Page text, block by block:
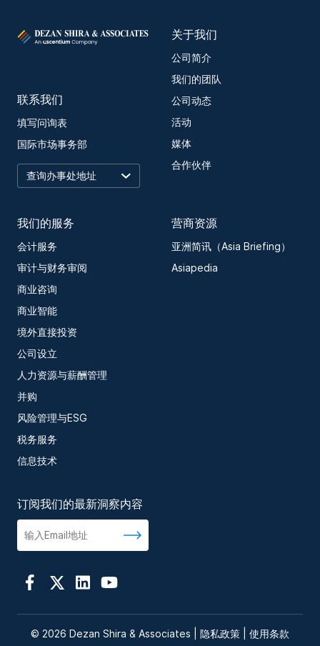
联系我们
填写问询表
国际市场事务部
关于我们
公司简介
我们的团队
公司动态
活动
媒体
合作伙伴
我们的服务
会计服务
审计与财务审阅
商业咨询
商业智能
境外直接投资
公司设立
人力资源与薪酬管理
并购
风险管理与ESG
税务服务
信息技术
营商资源
亚洲简讯（Asia Briefing）
Asiapedia
订阅我们的最新洞察内容
© 2026 Dezan Shira & Associates | 隐私政策 使用条款